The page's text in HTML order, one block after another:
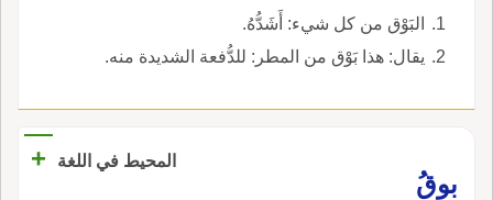
البَوْق من كل شيء: أَشَدُّهُ.
يقال: هذا بَوْق من المطر: للدُّفعة الشديدة منه.
المحيط في اللغة
+
بوقُ